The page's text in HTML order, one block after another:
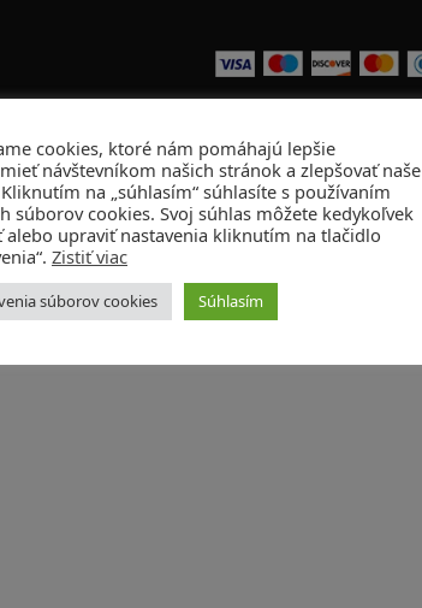
cookies, ktoré nám pomáhajú lepšie
návštevníkom našich stránok a zlepšovať naše
na „súhlasím“ súhlasíte s používaním
súborov cookies. Svoj súhlas môžete kedykoľvek
alebo upraviť nastavenia kliknutím na tlačidlo
Zistiť viac
súborov cookies Súhlasím